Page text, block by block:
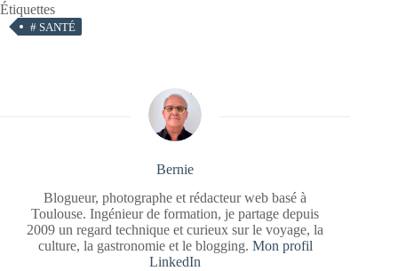
Étiquettes
# SANTÉ
Bernie
Blogueur, photographe et rédacteur web basé à
Toulouse. Ingénieur de formation, je partage depuis
2009 un regard technique et curieux sur le voyage, la
culture, la gastronomie et le blogging. Mon profil
LinkedIn